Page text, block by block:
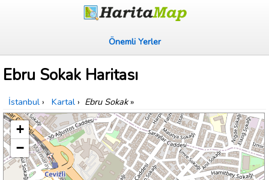
Önemli Yerler
Ebru Sokak Haritası
İstanbul › Kartal › Ebru Sokak»
+
−